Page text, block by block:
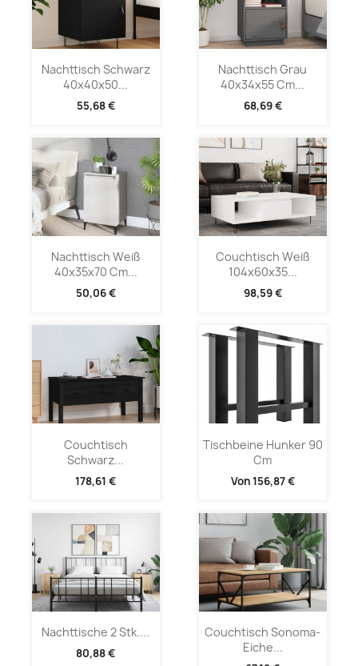
Nachttisch Schwarz
40x40x50...
55,68 €
Nachttisch Grau
40x34x55 Cm...
68,69 €
Nachttisch Weiß
40x35x70 Cm...
50,06 €
Couchtisch Weiß
104x60x35...
98,59 €
Couchtisch
Schwarz...
178,61 €
Tischbeine Hunker 90
Cm
Von156,87 €
Nachttische 2 Stk....
80,88 €
Couchtisch Sonoma-
Eiche...